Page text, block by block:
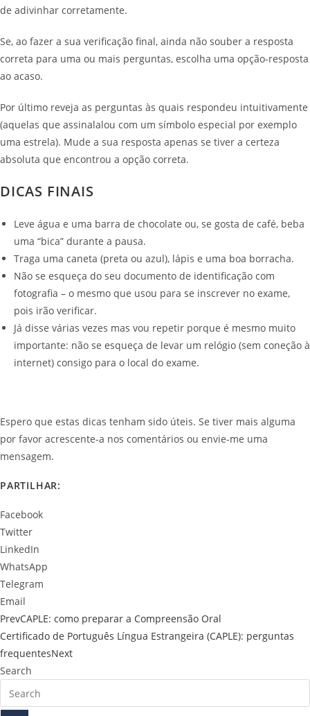
de adivinhar corretamente.
Se, ao fazer a sua verificação final, ainda não souber a resposta
correta para uma ou mais perguntas, escolha uma opção-resposta
ao acaso.
Por último reveja as perguntas às quais respondeu intuitivamente
(aquelas que assinalalou com um símbolo especial por exemplo
uma estrela). Mude a sua resposta apenas se tiver a certeza
absoluta que encontrou a opção correta.
DICAS FINAIS
Leve água e uma barra de chocolate ou, se gosta de café, beba
uma “bica” durante a pausa.
Traga uma caneta (preta ou azul), lápis e uma boa borracha.
Não se esqueça do seu documento de identificação com
fotografia – o mesmo que usou para se inscrever no exame,
pois irão verificar.
Já disse várias vezes mas vou repetir porque é mesmo muito
importante: não se esqueça de levar um relógio (sem coneção à
internet) consigo para o local do exame.
Espero que estas dicas tenham sido úteis. Se tiver mais alguma
por favor acrescente-a nos comentários ou envie-me uma
mensagem.
PARTILHAR:
Facebook
Twitter
LinkedIn
WhatsApp
Telegram
Email
PrevCAPLE: como preparar a Compreensão Oral
Certificado de Português Língua Estrangeira (CAPLE): perguntas
frequentesNext
Search